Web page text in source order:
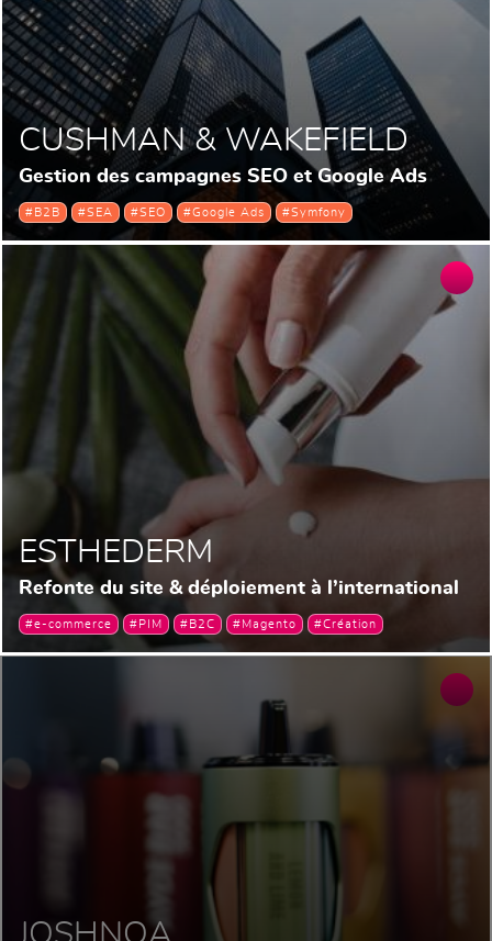
CUSHMAN & WAKEFIELD
Gestion des campagnes SEO et Google Ads
#B2B #SEA #SEO #Google Ads #Symfony
ESTHEDERM
Refonte du site & déploiement à l’international
#e-commerce #PIM #B2C #Magento #Création
JOSHNOA